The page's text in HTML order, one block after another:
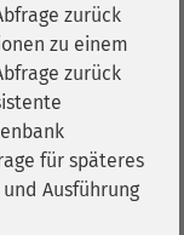
zurück
zu einem
zurück
für späteres
Ausführung